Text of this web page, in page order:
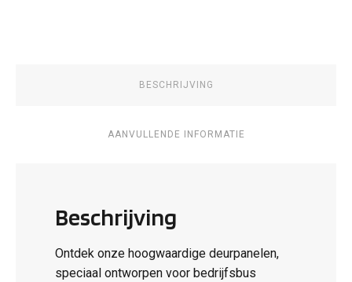
BESCHRIJVING
AANVULLENDE INFORMATIE
Beschrijving
Ontdek onze hoogwaardige deurpanelen,
speciaal ontworpen voor bedrijfsbus